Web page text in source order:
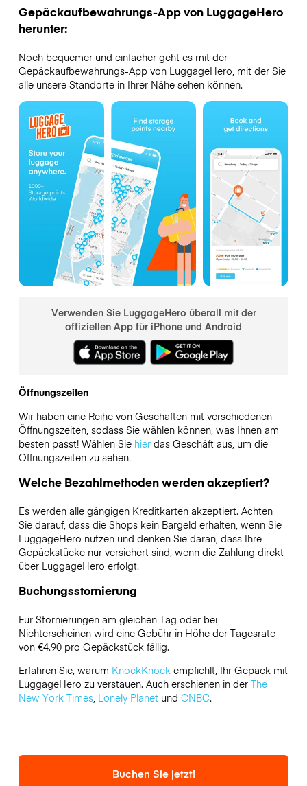
Gepäckaufbewahrungs-App von LuggageHero
herunter:
Noch bequemer und einfacher geht es mit der
Gepäckaufbewahrungs-App von LuggageHero, mit der Sie
alle unsere Standorte in Ihrer Nähe sehen können.
Verwenden Sie LuggageHero überall mit der
offiziellen App für iPhone und Android
Öffnungszeiten
Wir haben eine Reihe von Geschäften mit verschiedenen
Öffnungszeiten, sodass Sie wählen können, was Ihnen am
besten passt! Wählen Sie hierdas Geschäft aus, um die
Öffnungszeiten zu sehen.
Welche Bezahlmethoden werden akzeptiert?
Es werden alle gängigen Kreditkarten akzeptiert. Achten
Sie darauf, dass die Shops kein Bargeld erhalten, wenn Sie
LuggageHero nutzen und denken Sie daran, dass Ihre
Gepäckstücke nur versichert sind, wenn die Zahlung direkt
über LuggageHero erfolgt.
Buchungsstornierung
Für Stornierungen am gleichen Tag oder bei
Nichterscheinen wird eine Gebühr in Höhe der Tagesrate
von €4.90 pro Gepäckstück fällig.
Erfahren Sie, warum KnockKnockempfiehlt, Ihr Gepäck mit
LuggageHero zu verstauen. Auch erschienen in der The
New York Times, Lonely Planetund CNBC.
Buchen Sie jetzt!